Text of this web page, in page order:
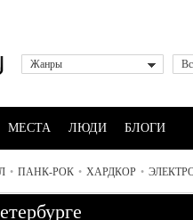
Жанры
МЕСТА ЛЮДИ БЛОГИ
• ПАНК-РОК • ХАРДКОР •